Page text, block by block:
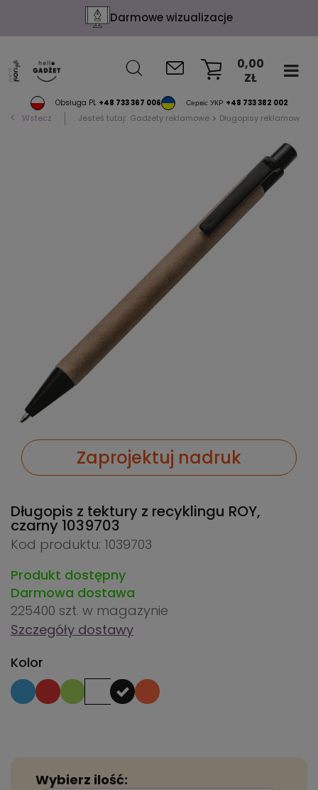
Darmowe wizualizacje
Obsługa PL +48 733 367 006 Сервіс УКР +48 733 382 002
0,00
ZŁ
Wstecz Jesteś tutaj: Gadżety reklamowe Długopisy reklamowe
Zaprojektuj nadruk
Długopis z tektury z recyklingu ROY,
czarny 1039703
Kod produktu: 1039703
Produkt dostępny
Darmowa dostawa
225400 szt. w magazynie
Szczegóły dostawy
Kolor
Wybierz ilość: